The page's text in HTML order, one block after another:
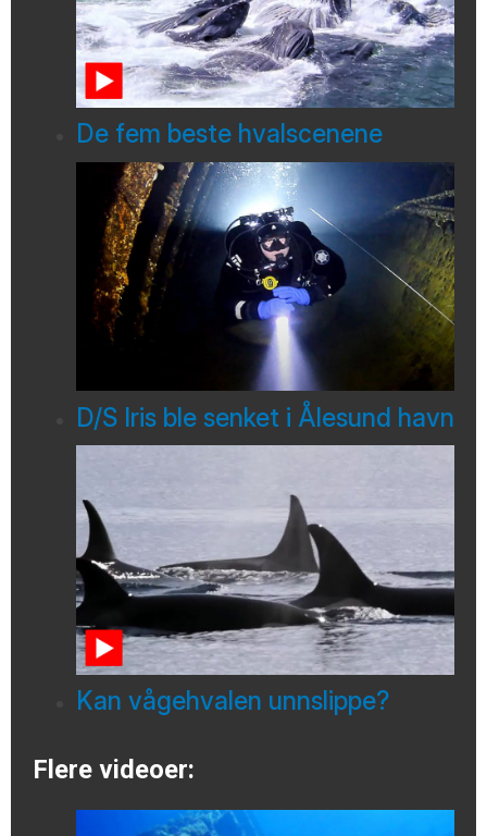
De fem beste hvalscenene
D/S Iris ble senket i Ålesund havn
Kan vågehvalen unnslippe?
Flere videoer: